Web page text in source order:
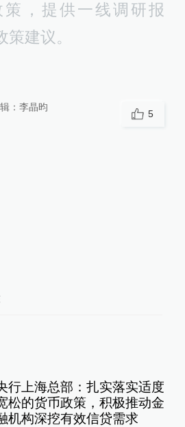
，提供一线调研报
建议。
： 李晶昀
5
行上海总部：扎实落实适度
松的货币政策，积极推动金
机构深挖有效信贷需求